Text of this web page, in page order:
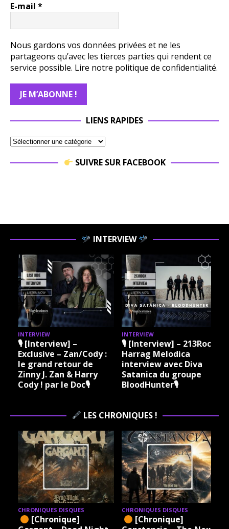
E-mail *
Nous gardons vos données privées et ne les
partageons qu’avec les tierces parties qui rendent ce
service possible. Lire notre politique de confidentialité.
LIENS RAPIDES
SUIVRE SUR FACEBOOK
INTERVIEW
INTERVIEW
🎙 [Interview] –
Exclusive – Zan/Cody :
le grand retour de
Zinny J. Zan & Harry
Cody ! par le Doc🎙
INTERVIEW
🎙 [Interview] – 213Rock
Harrag Melodica
interview avec Diva
Satanica du groupe
BloodHunter🎙
LES CHRONIQUES !
CHRONIQUES DISQUES
[Chronique]
CHRONIQUES DISQUES
[Chronique]